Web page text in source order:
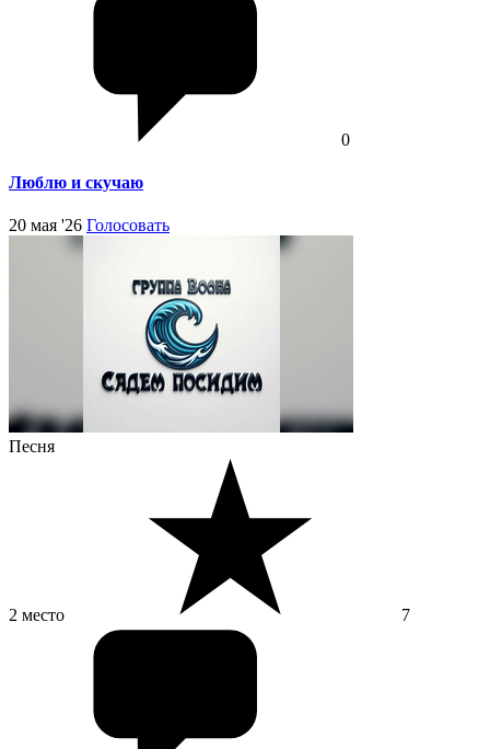
0
Люблю и скучаю
20 мая '26 Голосовать
Песня
2 место 7